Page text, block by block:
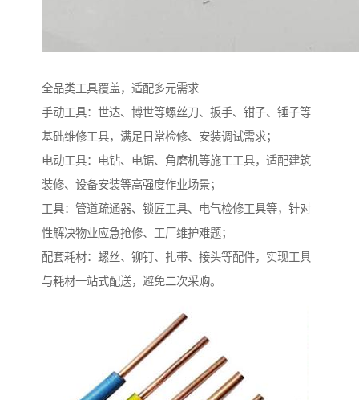
全品类工具覆盖，适配多元需求​
手动工具：世达、博世等螺丝刀、扳手、钳子、锤子等
基础维修工具，满足日常检修、安装调试需求；​
电动工具：电钻、电锯、角磨机等施工工具，适配建筑
装修、设备安装等高强度作业场景；​
工具：管道疏通器、锁匠工具、电气检修工具等，针对
性解决物业应急抢修、工厂维护难题；​
配套耗材：螺丝、铆钉、扎带、接头等配件，实现工具
与耗材一站式配送，避免二次采购。